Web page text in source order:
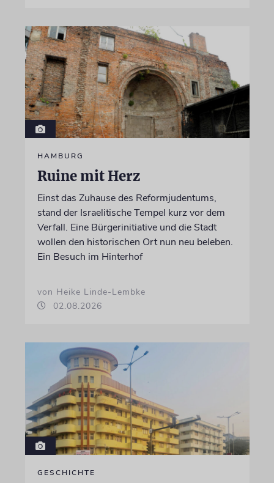
HAMBURG
Ruine mit Herz
Einst das Zuhause des Reformjudentums,
stand der Israelitische Tempel kurz vor dem
Verfall. Eine Bürgerinitiative und die Stadt
wollen den historischen Ort nun neu beleben.
Ein Besuch im Hinterhof
von Heike Linde-Lembke
02.08.2026
GESCHICHTE